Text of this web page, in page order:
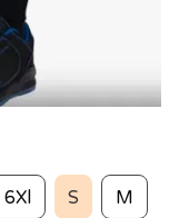
6Xl S M